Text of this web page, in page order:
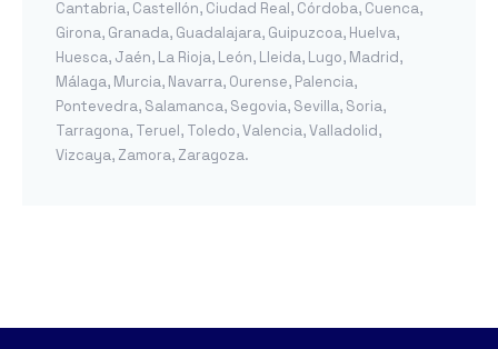
Cantabria, Castellón, Ciudad Real, Córdoba, Cuenca,
Girona, Granada, Guadalajara, Guipuzcoa, Huelva,
Huesca, Jaén, La Rioja, León, Lleida, Lugo, Madrid,
Málaga, Murcia, Navarra, Ourense, Palencia,
Pontevedra, Salamanca, Segovia, Sevilla, Soria,
Tarragona, Teruel, Toledo,Valencia,Valladolid,
Vizcaya, Zamora, Zaragoza.